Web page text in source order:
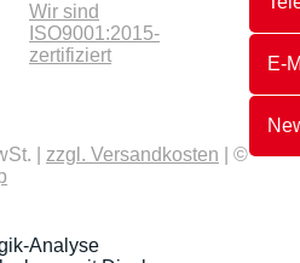
E-
Wir sind
ISO9001:2015-
zertifiziert
| zzgl. Versandkosten | ©
Analyse